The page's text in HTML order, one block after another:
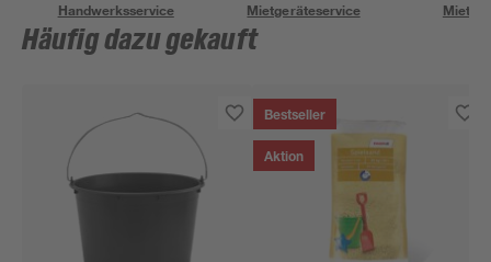
Handwerksservice Mietgeräteservice
Häufig dazu gekauft
Bestseller
Aktion